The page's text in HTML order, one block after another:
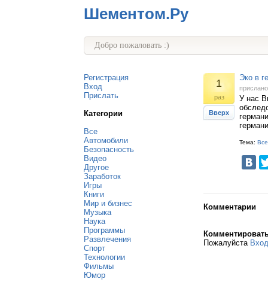
Шементом.Ру
Добро пожаловать :)
Регистрация
Вход
Прислать
Категории
Все
Автомобили
Безопасность
Видео
Другое
Заработок
Игры
Книги
Мир и бизнес
Музыка
Наука
Программы
Развлечения
Спорт
Технологии
Фильмы
Юмор
1
раз
Вверх
Эко в
У нас
Тема: Все
Комментарии
Пожалуйста Вход